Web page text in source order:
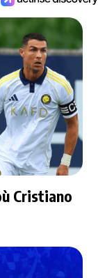
Cristiano